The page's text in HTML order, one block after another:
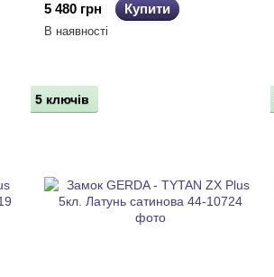
5 480 грн
Купити
В наявності
5 ключів